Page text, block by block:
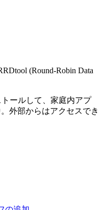
(Round-Robin Data
トールして、家庭内アプ
外部からはアクセスでき